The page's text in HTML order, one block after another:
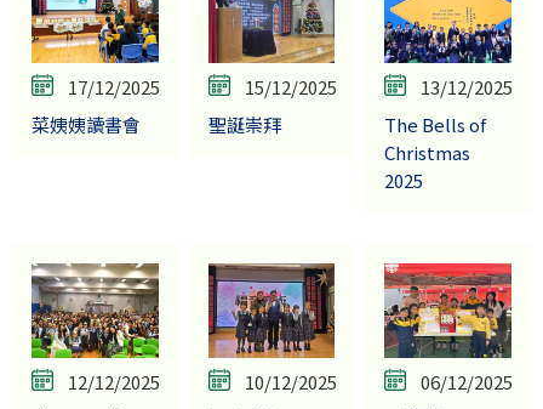
17/12/2025
菜姨姨讀書會
15/12/2025
聖誕崇拜
13/12/2025
The Bells of
Christmas
2025
12/12/2025
10/12/2025
06/12/2025